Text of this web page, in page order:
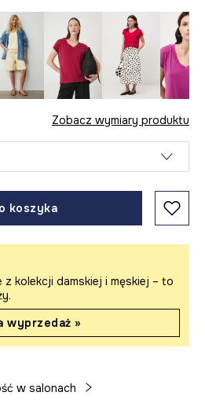
Zobacz wymiary produktu
koszyka
kolekcji damskiej i męskiej – to
wyprzedaż »
w salonach